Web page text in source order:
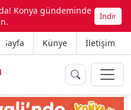
Konya gündeminde
İndir
Sayfa Künye İletişim